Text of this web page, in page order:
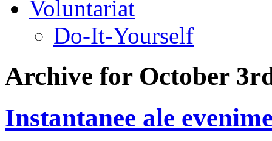
Voluntariat
Do-It-Yourself
Archive for October
Instantanee ale